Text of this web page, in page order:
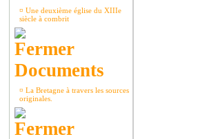
¤ Une deuxième église du XIIIe
siècle à combrit
Documents
¤ La Bretagne à travers les sources
originales.